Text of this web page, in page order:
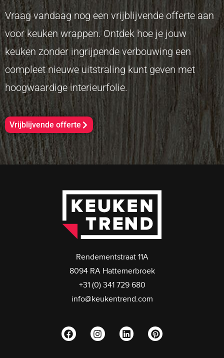
Vraag vandaag nog een vrijblijvende offerte aan
voor keuken wrappen. Ontdek hoe je jouw
keuken zonder ingrijpende verbouwing een
compleet nieuwe uitstraling kunt geven met
hoogwaardige interieurfolie.
Vrijblijvende offerte
Rendementstraat 11A
8094 RA Hattemerbroek
+31 (0) 341 729 680
info@keukentrend.com